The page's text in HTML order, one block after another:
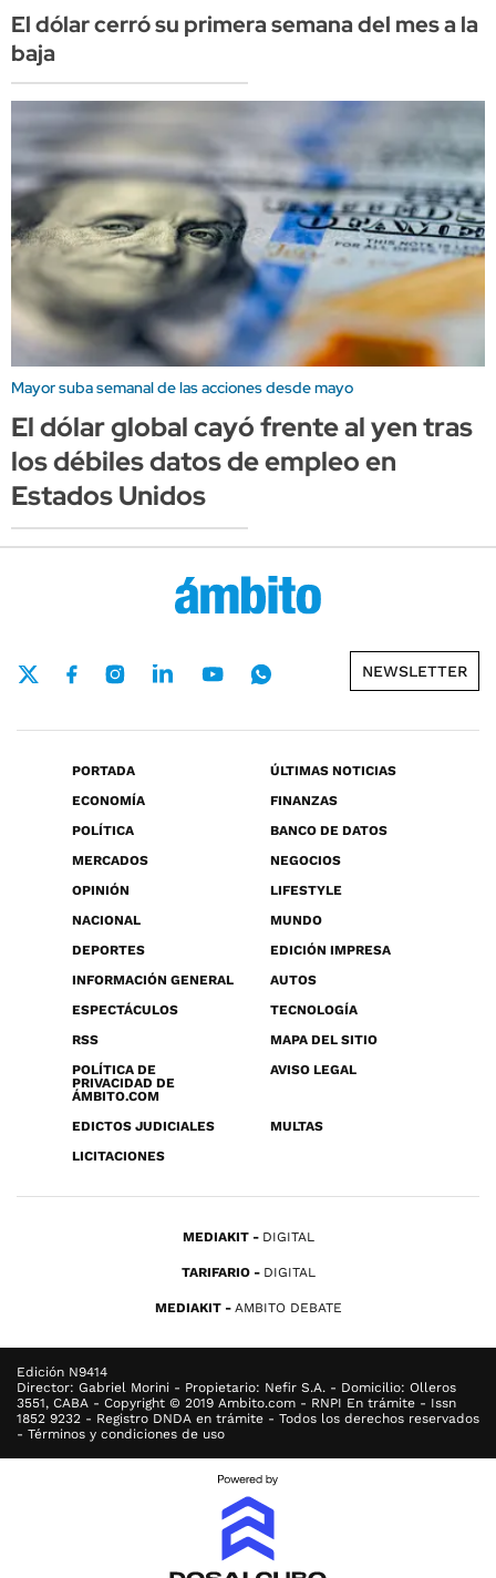
El dólar cerró su primera semana del mes a la
baja
Mayor suba semanal de las acciones desde mayo
El dólar global cayó frente al yen tras
los débiles datos de empleo en
Estados Unidos
NEWSLETTER
PORTADA
ÚLTIMAS NOTICIAS
ECONOMÍA
FINANZAS
POLÍTICA
BANCO DE DATOS
MERCADOS
NEGOCIOS
OPINIÓN
LIFESTYLE
NACIONAL
MUNDO
DEPORTES
EDICIÓN IMPRESA
INFORMACIÓN GENERAL
AUTOS
ESPECTÁCULOS
TECNOLOGÍA
RSS
MAPA DEL SITIO
POLÍTICA DE
PRIVACIDAD DE
ÁMBITO.COM
AVISO LEGAL
EDICTOS JUDICIALES
MULTAS
LICITACIONES
MEDIAKIT DIGITAL
TARIFARIO DIGITAL
MEDIAKIT AMBITO DEBATE
Edición N9414
Director: Gabriel Morini - Propietario: Nefir S.A. - Domicilio: Olleros
3551, CABA - Copyright © 2019 Ambito.com - RNPI En trámite - Issn
1852 9232 - Registro DNDA en trámite - Todos los derechos reservados
- Términos y condiciones de uso